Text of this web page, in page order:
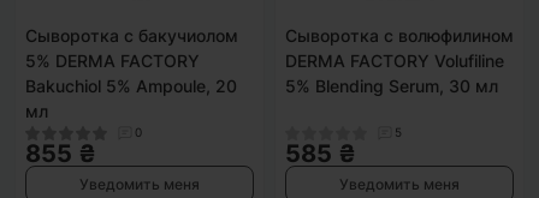
Сыворотка с бакучиолом
5% DERMA FACTORY
Bakuchiol 5% Ampoule, 20
мл
0
855 ₴
Уведомить меня
Сыворотка с волюфилином
DERMA FACTORY Volufiline
5% Blending Serum, 30 мл
5
585 ₴
Уведомить меня